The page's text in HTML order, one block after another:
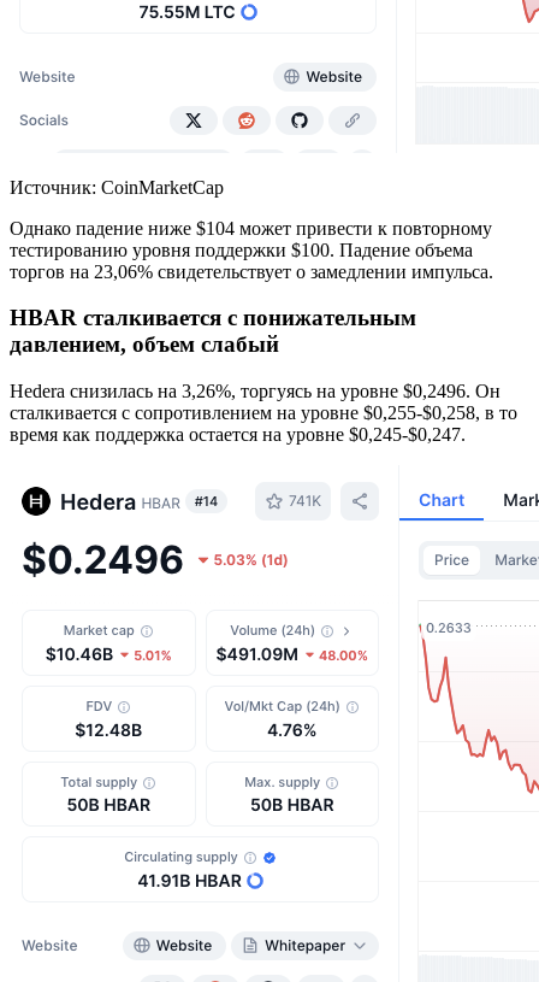
Источник: CoinMarketCap
Однако падение ниже $104 может привести к повторному
тестированию уровня поддержки $100. Падение объема
торгов на 23,06% свидетельствует о замедлении импульса.
HBAR сталкивается с понижательным
давлением, объем слабый
Hedera снизилась на 3,26%, торгуясь на уровне $0,2496. Он
сталкивается с сопротивлением на уровне $0,255-$0,258, в то
время как поддержка остается на уровне $0,245-$0,247.